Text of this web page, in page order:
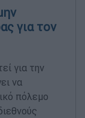
για τον
για την
να
πόλεμο